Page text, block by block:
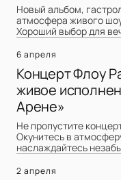
Новый альбом,
атмосфера живого
Хороший выбор для
6 апреля
Концерт Флоу
живое
Арене»
Не пропустите
Окунитесь в
наслаждайтесь
2 апреля